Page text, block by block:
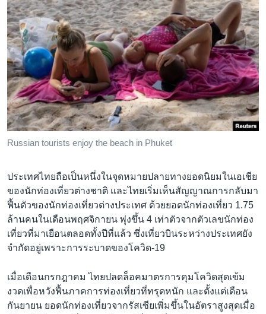
Russian tourists enjoy the beach in Phuket
ประเทศไทยถือเป็นหนึ่งในจุดหมายปลายทางยอดนิยมในเอเชีย
ของนักท่องเที่ยวต่างชาติ และไทยเริ่มเห็นสัญญาณการกลับมา
ฟื้นตัวของนักท่องเที่ยวต่างประเทศ ด้วยยอดนักท่องเที่ยว 1.75
ล้านคนในเดือนพฤศจิกายน พุ่งขึ้น 4 เท่าตัวจากตัวเลขนักท่อง
เที่ยวที่มาเยือนตลอดทั้งปีที่แล้ว ซึ่งเที่ยวบินระหว่างประเทศยัง
จำกัดอยู่เพราะการระบาดของโควิด-19
เมื่อเดือนกรกฎาคม ไทยปลดล็อคมาตรการคุมโควิดสุดเข้ม
งวดเพื่อหวังฟื้นภาคการท่องเที่ยวที่ทรุดหนัก และตั้งแต่เดือน
กันยายน ยอดนักท่องเที่ยวจากรัสเซียเพิ่มขึ้นในอัตราสูงสุดเมื่อ